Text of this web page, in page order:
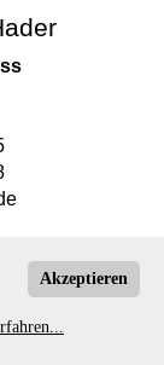
Akzeptieren